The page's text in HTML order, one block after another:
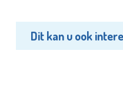
Dit kan u ook